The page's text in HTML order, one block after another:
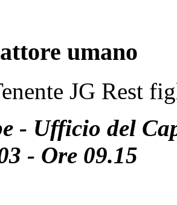
umano
JG Rest
- Ufficio del
- Ore 09.15